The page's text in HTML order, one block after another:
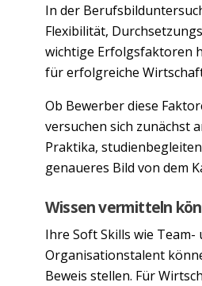
In der
Flexibilität,
wichtige Erfolgsfaktoren
für erfolgreiche
Ob Bewerber diese
versuchen sich zunächst
Praktika,
genaueres Bild von dem
Wissen vermitteln
Ihre Soft Skills wie
Organisationstalent
Beweis stellen. Für